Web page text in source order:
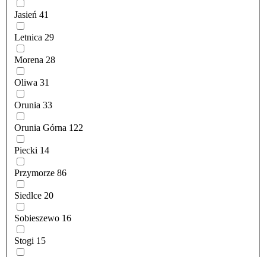
Jasień 41
Letnica 29
Morena 28
Oliwa 31
Orunia 33
Orunia Górna 122
Piecki 14
Przymorze 86
Siedlce 20
Sobieszewo 16
Stogi 15